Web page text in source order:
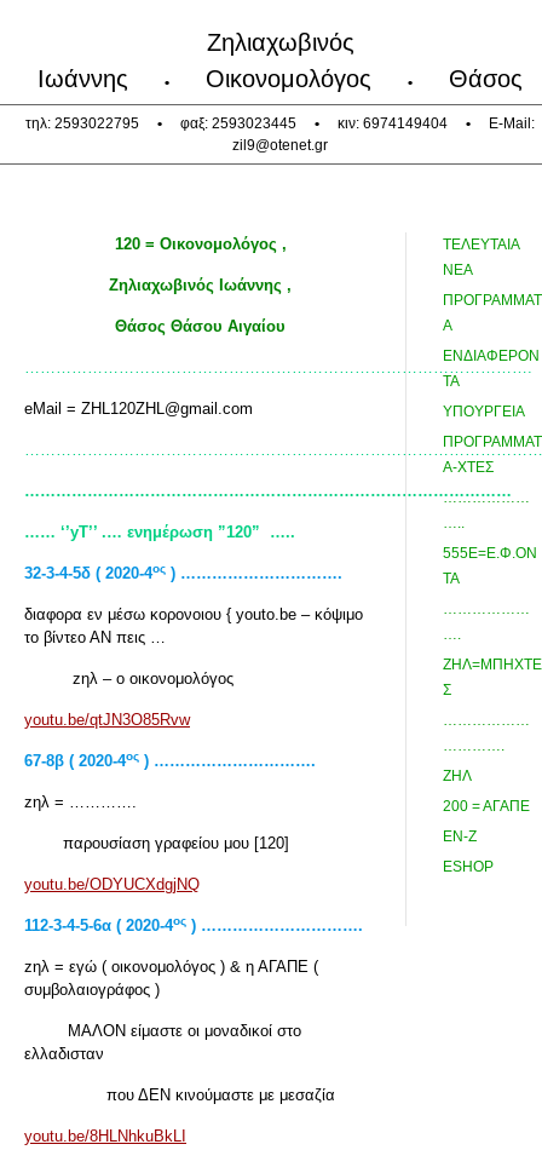
Ζηλιαχωβινός
Ιωάννης
• Οικονομολόγος • Θάσος
τηλ: 2593022795 • φαξ: 2593023445 • κιν: 6974149404 •
E-Mail:
zil9@otenet.gr
120 = Οικονομολόγος ,
Ζηλιαχωβινός Ιωάννης ,
Θάσος Θάσου Αιγαίου
…………………………………………………………………………………….
eMail = ZHL120ZHL@gmail.com
…………………………………………………………………………………
…… ‘’yΤ’’ .… ενημέρωση ”120” …..
32-3-4-5δ ( 2020-4ος ) ………………………….
διαφορα εν μέσω κορονοιου { youto.be – κόψιμο
το βίντεο ΑN πεις …
zηλ – ο οικονομολόγος
youtu.be/qtJN3O85Rvw
67-8β ( 2020-4ος ) ………………………….
zηλ = ………….
παρουσίαση γραφείου μου [120]
youtu.be/ODYUCXdgjNQ
112-3-4-5-6α ( 2020-4ος ) ………………………….
zηλ = εγώ ( οικονομολόγος ) & η ΑΓΑΠΕ (
συμβολαιογράφος )
ΜΑΛΟΝ είμαστε οι μοναδικοί στο
ελλαδισταν
που ΔΕΝ κινούμαστε με μεσαζία
youtu.be/8HLNhkuBkLI
ΤΕΛΕΥΤΑΙΑ
ΝΕΑ
ΠΡΟΓΡΑΜΜΑΤ
Α
ΕΝΔΙΑΦΕΡΟΝ
ΤΑ
ΥΠΟΥΡΓΕΙΑ
ΠΡΟΓΡΑΜΜΑΤ
Α-ΧΤΕΣ
………………
…..
555Ε=Ε.Φ.ΟΝ
ΤΑ
………………
….
ΖΗΛ=ΜΠΗΧΤΕ
Σ
………………
………….
ΖΗΛ
200 = ΑΓΑΠΕ
ΕΝ-Ζ
ESHOP